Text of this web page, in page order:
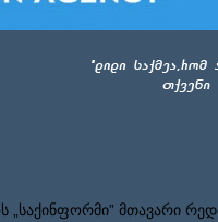
„საქინფორმი” მთავარი